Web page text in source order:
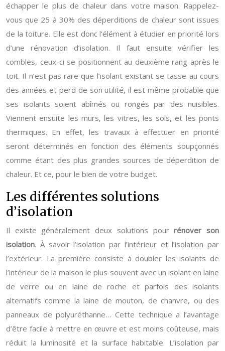
échapper le plus de chaleur dans votre maison. Rappelez-
vous que 25 à 30% des déperditions de chaleur sont issues
de la toiture. Elle est donc l’élément à étudier en priorité lors
d’une rénovation d’isolation. Il faut ensuite vérifier les
combles, ceux-ci se positionnent au deuxième rang après le
toit. Il n’est pas rare que l’isolant existant se tasse au cours
des années et perd de son utilité, il est même probable que
ses isolants soient abîmés ou rongés par des nuisibles.
Viennent ensuite les murs, les vitres, les sols, et les ponts
thermiques. En effet, les travaux à effectuer en priorité
seront déterminés en fonction des éléments soupçonnés
comme étant des plus grandes sources de déperdition de
chaleur. Et ce, pour le bien de votre budget.
Les différentes solutions
d’isolation
Il existe généralement deux solutions pourrénover son
isolation. À savoir l’isolation par l’intérieur et l’isolation par
l’extérieur. La première consiste à doubler les isolants de
l’intérieur de la maison le plus souvent avec un isolant en laine
de verre ou en laine de roche et parfois des isolants
alternatifs comme la laine de mouton, de chanvre, ou des
panneaux de polyuréthanne… Cette technique a l’avantage
d’être facile à mettre en œuvre et est moins coûteuse, mais
réduit la luminosité et la surface habitable. L’isolation par